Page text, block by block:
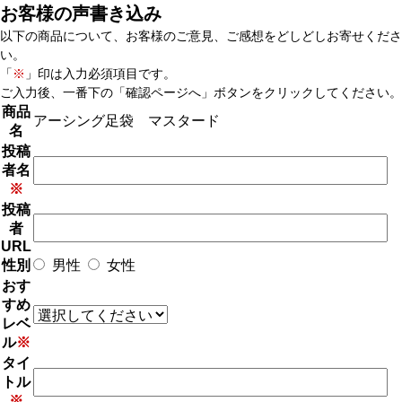
お客様の声書き込み
以下の商品について、お客様のご意見、ご感想をどしどしお寄せくださ
い。
「 ※ 」印は入力必須項目です。
ご入力後、一番下の「確認ページへ」ボタンをクリックしてください。
商品
名
アーシング足袋 マスタード
投稿
者名
※
投稿
者
URL
性別
男性
女性
おす
すめ
レベ
ル※
タイ
トル